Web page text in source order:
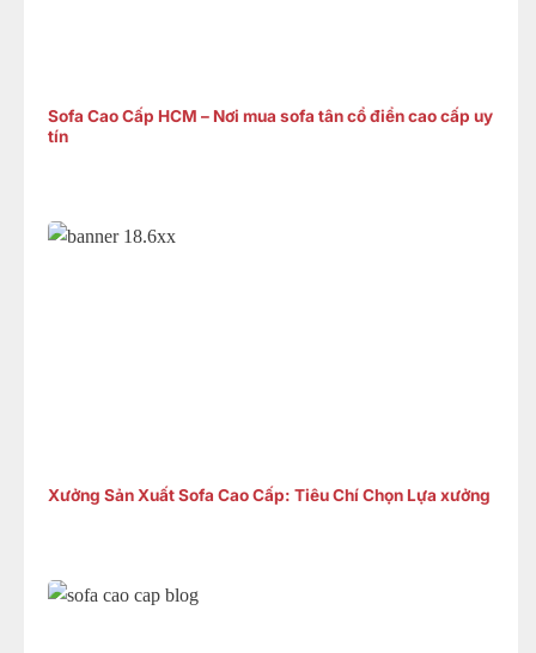
Sofa Cao Cấp HCM – Nơi mua sofa tân cổ điển cao cấp uy
tín
Xưởng Sản Xuất Sofa Cao Cấp: Tiêu Chí Chọn Lựa xưởng